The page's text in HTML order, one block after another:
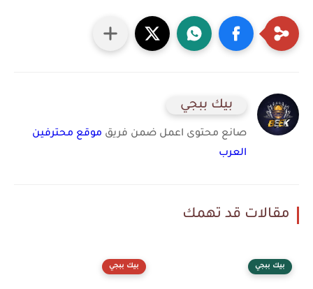
بيك ببجي
صانع محتوى اعمل ضمن فريق موقع محترفين
العرب
مقالات قد تهمك
بيك ببجي بيك ببجي